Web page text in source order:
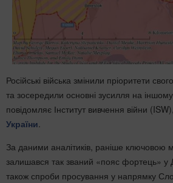
Російські війська змінили пріоритети
та зосередили основні зусилля на
повідомляє Інститут вивчення війни
України
За даними аналітиків, раніше ключовою
залишався так званий «пояс фортець» у
також спроби просування у напрямку